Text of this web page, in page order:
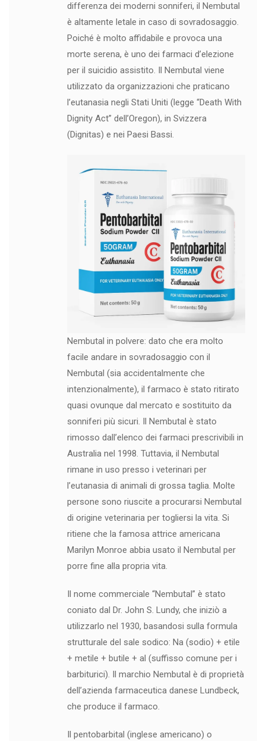
differenza dei moderni sonniferi, il Nembutal
è altamente letale in caso di sovradosaggio.
Poiché è molto affidabile e provoca una
morte serena, è uno dei farmaci d’elezione
per il suicidio assistito. Il Nembutal viene
utilizzato da organizzazioni che praticano
l’eutanasia negli Stati Uniti (legge “Death With
Dignity Act” dell’Oregon), in Svizzera
(Dignitas) e nei Paesi Bassi.
Nembutal in polvere: dato che era molto
facile andare in sovradosaggio con il
Nembutal (sia accidentalmente che
intenzionalmente), il farmaco è stato ritirato
quasi ovunque dal mercato e sostituito da
sonniferi più sicuri. Il Nembutal è stato
rimosso dall’elenco dei farmaci prescrivibili in
Australia nel 1998. Tuttavia, il Nembutal
rimane in uso presso i veterinari per
l’eutanasia di animali di grossa taglia. Molte
persone sono riuscite a procurarsi Nembutal
di origine veterinaria per togliersi la vita. Si
ritiene che la famosa attrice americana
Marilyn Monroe abbia usato il Nembutal per
porre fine alla propria vita.
Il nome commerciale “Nembutal” è stato
coniato dal Dr. John S. Lundy, che iniziò a
utilizzarlo nel 1930, basandosi sulla formula
strutturale del sale sodico: Na (sodio) + etile
+ metile + butile + al (suffisso comune per i
barbiturici). Il marchio Nembutal è di proprietà
dell’azienda farmaceutica danese Lundbeck,
che produce il farmaco.
Il pentobarbital (inglese americano) o